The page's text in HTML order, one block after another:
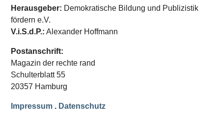
Datenschutz
SCHWERPUNKTE
Schwerpunkte Übersicht
Schwerpunkt AFD-Verbot
Schwerpunkt zur USA und Faschist Trump
Schwerpunkt »Identitäre Bewegung«
Schwerpunkt »Reichsbürger«
Herausgeber: Demokratische Bildung und Publizistik
fördern e.V.
V.i.S.d.P.: Alexander Hoffmann
Postanschrift:
Magazin der rechte rand
Schulterblatt 55
20357 Hamburg
Impressum . Datenschutz